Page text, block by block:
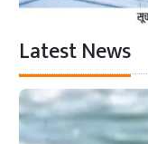
Latest News